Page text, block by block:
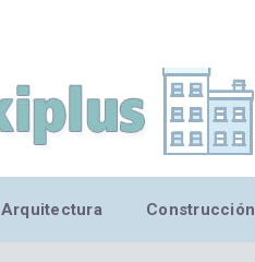
Arquitectura Construcción